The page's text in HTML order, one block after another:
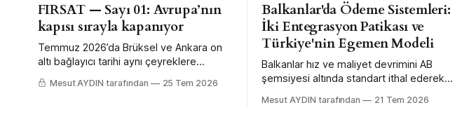
FIRSAT — Sayı 01: Avrupa’nın
kapısı sırayla kapanıyor
Temmuz 2026’da Brüksel ve Ankara on
altı bağlayıcı tarihi aynı çeyreklere
yerleştirdi. FIRSAT’ın ilk sayısı, bu
takvimin hangi şirketin hangi kalemini kaç
Mesut AYDIN tarafından 25 Tem 2026
Balkanlar'da Ödeme Sistemleri:
İki Entegrasyon Patikası ve
Türkiye'nin Egemen Modeli
Balkanlar hız ve maliyet devrimini AB
şemsiyesi altında standart ithal ederek
merkez bankası mühendisliğiyle daha
Mesut AYDIN tarafından 21 Tem 2026